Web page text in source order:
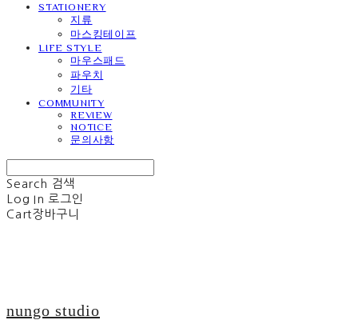
STATIONERY
지류
마스킹테이프
LIFE STYLE
마우스패드
파우치
기타
COMMUNITY
REVIEW
NOTICE
문의사항
Search 검색
Log In 로그인
Cart장바구니
nungo studio